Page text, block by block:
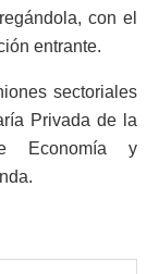
con el
entrante.
sectoriales
Privada de la
Economía y